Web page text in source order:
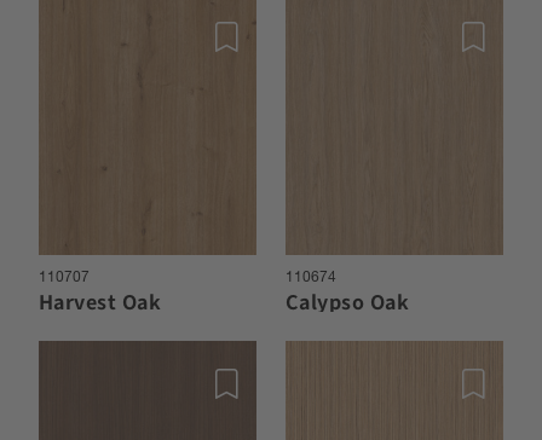
110707
Harvest Oak
110674
Calypso Oak